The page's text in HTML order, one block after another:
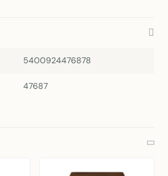
5400924476878
47687